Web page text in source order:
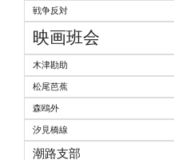
戦争反対
映画班会
木津勘助
松尾芭蕉
森鴎外
汐見橋線
潮路支部